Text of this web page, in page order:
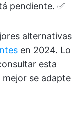
pendiente. ✅
alternativas
en 2024. Lo
esta
se adapte